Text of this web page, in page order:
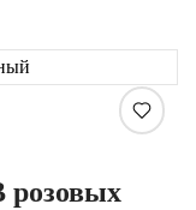
розовых